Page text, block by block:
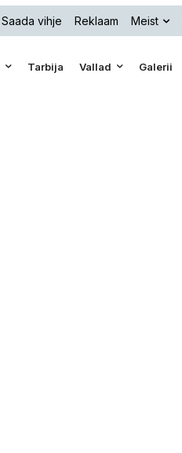
Saada vihje Reklaam Meist
Tarbija Vallad Galerii